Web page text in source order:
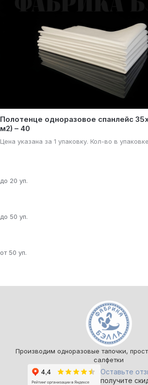
Полотенце одноразовое спанлейс
м2) – 40
Цена указана за 1 упаковку. Кол-во в
до 20 уп.
до 50 уп.
от 50 уп.
Производим одноразовые тапочки,
салфетки
Оставьте
получите